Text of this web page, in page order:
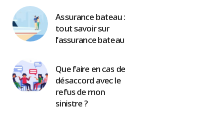
Assurance bateau :
tout savoir sur
l’assurance bateau
Que faire en cas de
désaccord avec le
refus de mon
sinistre ?